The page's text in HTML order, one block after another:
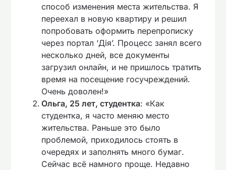
способ изменения места жительства. Я
переехал в новую квартиру и решил
попробовать оформить перепрописку
через портал ‘Дія’. Процесс занял всего
несколько дней, все документы
загрузил онлайн, и не пришлось тратить
время на посещение госучреждений.
Очень доволен!»
Ольга, 25 лет, студентка: «Как
студентка, я часто меняю место
жительства. Раньше это было
проблемой, приходилось стоять в
очередях и заполнять много бумаг.
Сейчас всё намного проще. Недавно